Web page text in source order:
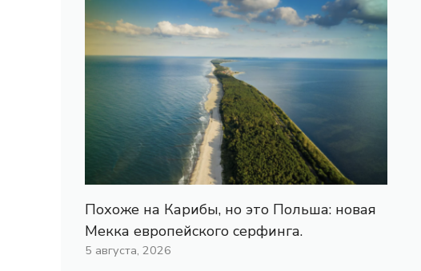
Похоже на Карибы, но это Польша: новая
Мекка европейского серфинга.
5 августа, 2026